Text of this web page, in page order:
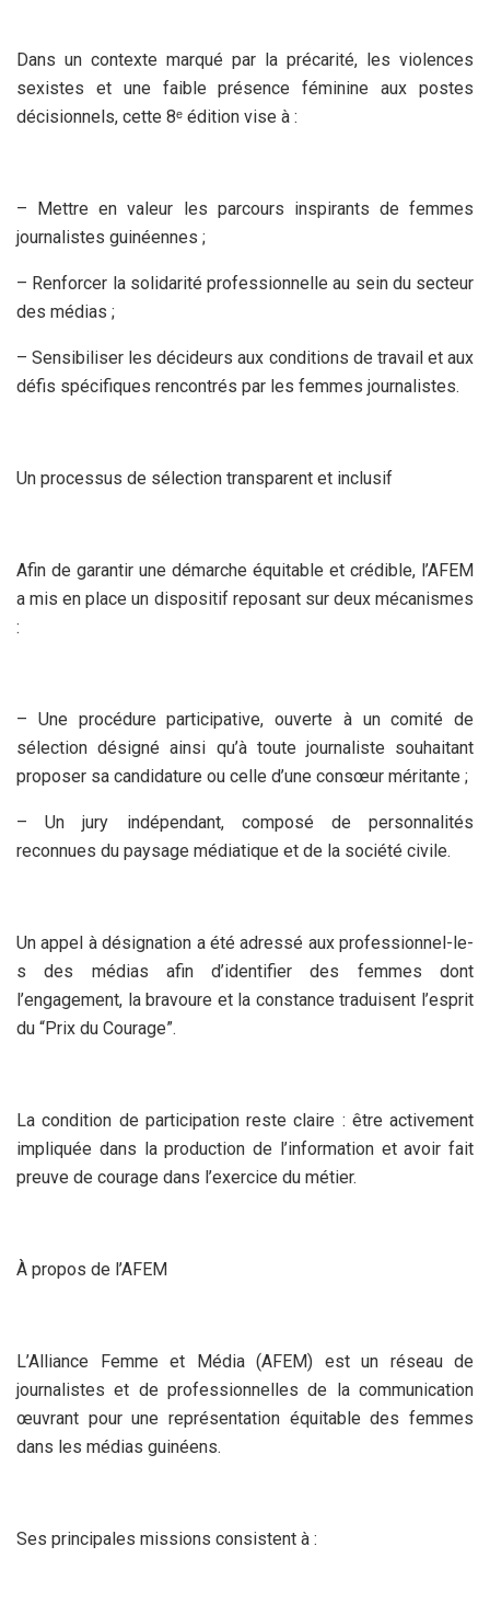
Dans un contexte marqué par la précarité, les violences
sexistes et une faible présence féminine aux postes
décisionnels, cette 8ᵉ édition vise à :
– Mettre en valeur les parcours inspirants de femmes
journalistes guinéennes ;
– Renforcer la solidarité professionnelle au sein du secteur
des médias ;
– Sensibiliser les décideurs aux conditions de travail et aux
défis spécifiques rencontrés par les femmes journalistes.
Un processus de sélection transparent et inclusif
Afin de garantir une démarche équitable et crédible, l’AFEM
a mis en place un dispositif reposant sur deux mécanismes
:
– Une procédure participative, ouverte à un comité de
sélection désigné ainsi qu’à toute journaliste souhaitant
proposer sa candidature ou celle d’une consœur méritante ;
– Un jury indépendant, composé de personnalités
reconnues du paysage médiatique et de la société civile.
Un appel à désignation a été adressé aux professionnel-le-
s des médias afin d’identifier des femmes dont
l’engagement, la bravoure et la constance traduisent l’esprit
du “Prix du Courage”.
La condition de participation reste claire : être activement
impliquée dans la production de l’information et avoir fait
preuve de courage dans l’exercice du métier.
À propos de l’AFEM
L’Alliance Femme et Média (AFEM) est un réseau de
journalistes et de professionnelles de la communication
œuvrant pour une représentation équitable des femmes
dans les médias guinéens.
Ses principales missions consistent à :